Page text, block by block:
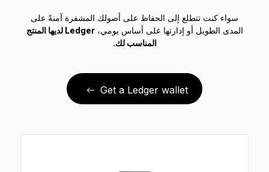
سواء كنت تتطلع إلى الحفاظ على أصولك المشفرة آمنةً على
المدى الطويل أو إدارتها على أساس يومي،
Ledger لديها المنتج
المناسب لك.
Get a Ledger wallet